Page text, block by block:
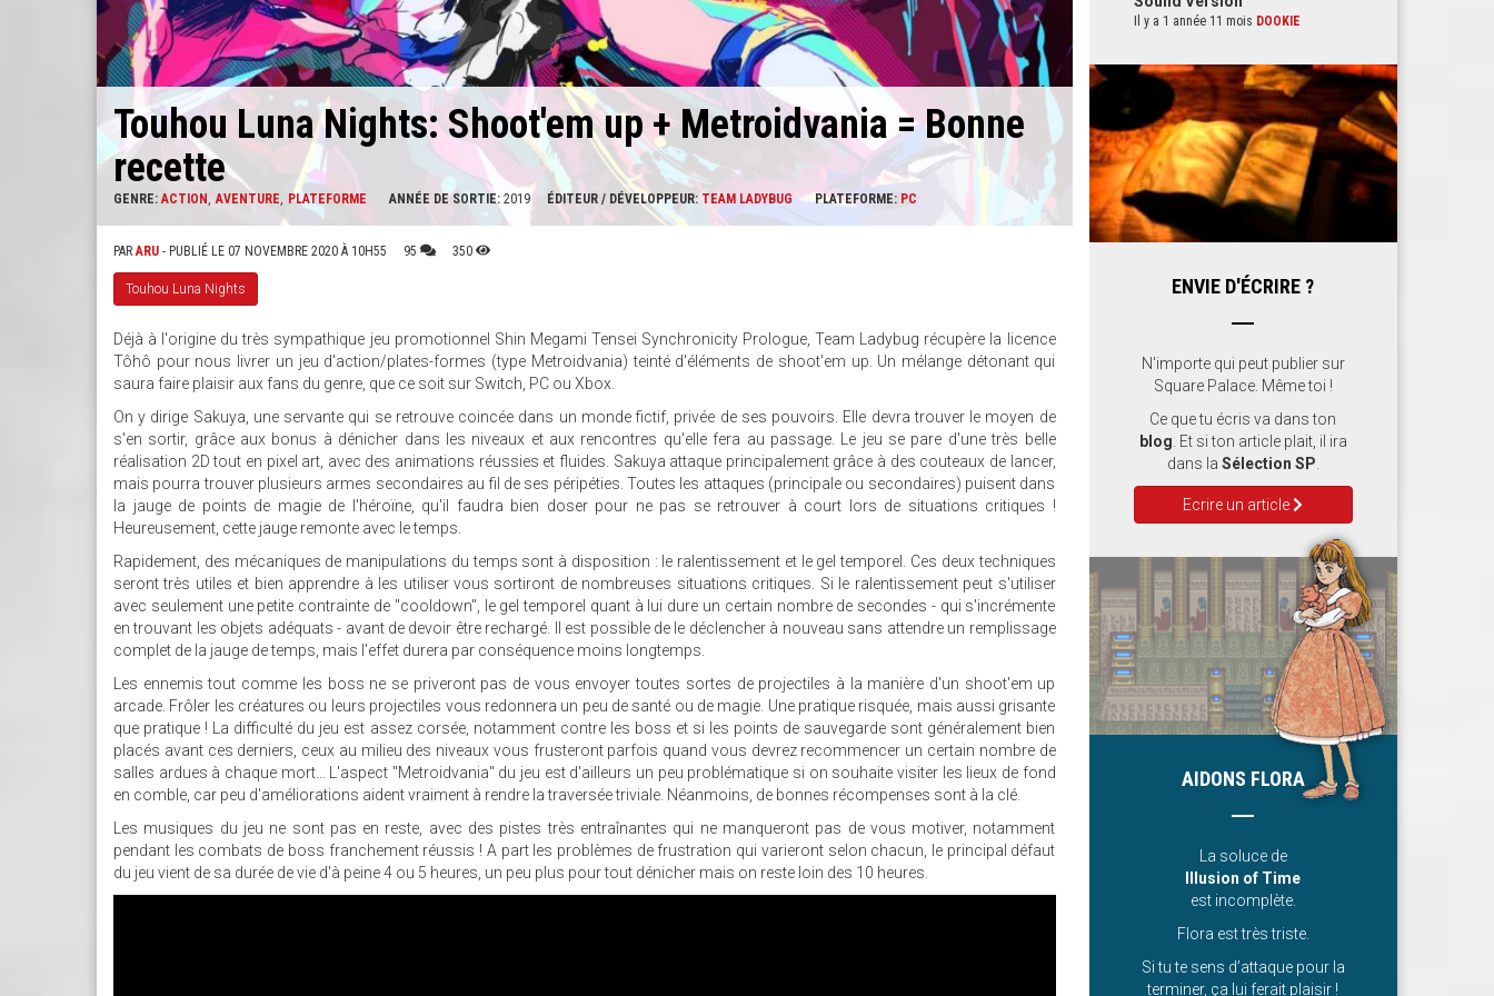
Touhou Luna Nights: Shoot'em up + Metroidvania = Bonne
recette
GENRE: ACTION AVENTURE PLATEFORME ANNÉE DE SORTIE: 2019 ÉDITEUR / DÉVELOPPEUR: TEAM LADYBUG PLATEFORME: PC
PAR ARU - PUBLIÉ LE 07 NOVEMBRE 2020 À 10H55 95 350
Touhou Luna Nights
Déjà à l'origine du très sympathique jeu promotionnel Shin Megami Tensei Synchronicity Prologue, Team Ladybug récupère la licence
Tôhô pour nous livrer un jeu d'action/plates-formes (type Metroidvania) teinté d'éléments de shoot'em up. Un mélange détonant qui
saura faire plaisir aux fans du genre, que ce soit sur Switch, PC ou Xbox.
On y dirige Sakuya, une servante qui se retrouve coincée dans un monde fictif, privée de ses pouvoirs. Elle devra trouver le moyen de
s'en sortir, grâce aux bonus à dénicher dans les niveaux et aux rencontres qu'elle fera au passage. Le jeu se pare d'une très belle
réalisation 2D tout en pixel art, avec des animations réussies et fluides. Sakuya attaque principalement grâce à des couteaux de lancer,
mais pourra trouver plusieurs armes secondaires au fil de ses péripéties. Toutes les attaques (principale ou secondaires) puisent dans
la jauge de points de magie de l'héroïne, qu'il faudra bien doser pour ne pas se retrouver à court lors de situations critiques !
Heureusement, cette jauge remonte avec le temps.
Rapidement, des mécaniques de manipulations du temps sont à disposition : le ralentissement et le gel temporel. Ces deux techniques
seront très utiles et bien apprendre à les utiliser vous sortiront de nombreuses situations critiques. Si le ralentissement peut s'utiliser
avec seulement une petite contrainte de "cooldown", le gel temporel quant à lui dure un certain nombre de secondes - qui s'incrémente
en trouvant les objets adéquats - avant de devoir être rechargé. Il est possible de le déclencher à nouveau sans attendre un remplissage
complet de la jauge de temps, mais l'effet durera par conséquence moins longtemps.
Les ennemis tout comme les boss ne se priveront pas de vous envoyer toutes sortes de projectiles à la manière d'un shoot'em up
arcade. Frôler les créatures ou leurs projectiles vous redonnera un peu de santé ou de magie. Une pratique risquée, mais aussi grisante
que pratique ! La difficulté du jeu est assez corsée, notamment contre les boss et si les points de sauvegarde sont généralement bien
placés avant ces derniers, ceux au milieu des niveaux vous frusteront parfois quand vous devrez recommencer un certain nombre de
salles ardues à chaque mort... L'aspect "Metroidvania" du jeu est d'ailleurs un peu problématique si on souhaite visiter les lieux de fond
en comble, car peu d'améliorations aident vraiment à rendre la traversée triviale. Néanmoins, de bonnes récompenses sont à la clé.
Les musiques du jeu ne sont pas en reste, avec des pistes très entraînantes qui ne manqueront pas de vous motiver, notamment
pendant les combats de boss franchement réussis ! A part les problèmes de frustration qui varieront selon chacun, le principal défaut
du jeu vient de sa durée de vie d'à peine 4 ou 5 heures, un peu plus pour tout dénicher mais on reste loin des 10 heures.
Il y a 1 année 11 mois DOOKIE
ENVIE D'ÉCRIRE ?
N'importe qui peut publier sur
Square Palace. Même toi !
Ce que tu écris va dans ton
blog . Et si ton article plait, il ira
dans la Sélection SP
Ecrire un article
AIDONS FLORA
La soluce de
Illusion of Time
est incomplète.
Flora est très triste.
Si tu te sens d’attaque pour la
terminer, ça lui ferait plaisir !